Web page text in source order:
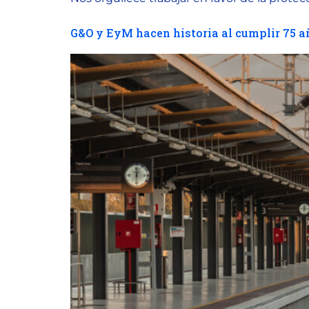
G&O y EyM hacen historia al cumplir 75